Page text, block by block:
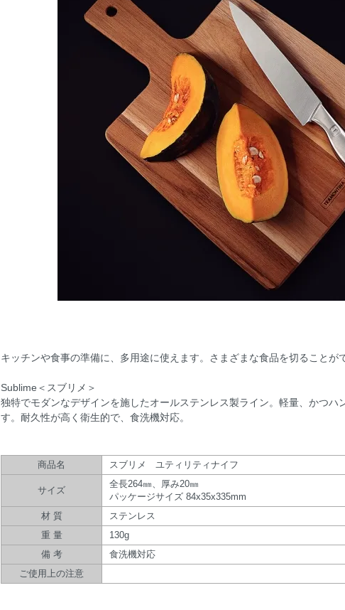
キッチンや食事の準備に、多用途に使えます。さまざまな食品を切ることが
Sublime＜スブリメ＞
独特でモダンなデザインを施したオールステンレス製ライン。軽量、かつハ
す。耐久性が高く衛生的で、食洗機対応。
商品名 スブリメ ユティリティナイフ
サイズ
全長264㎜、厚み20㎜
パッケージサイズ 84x35x335mm
材 質
ステンレス
重 量
130g
備 考
食洗機対応
ご使用上の注意